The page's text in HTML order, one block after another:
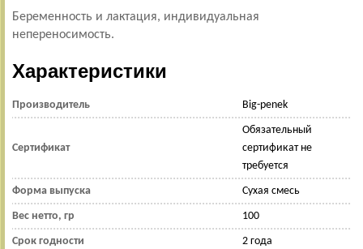
Беременность и лактация, индивидуальная
непереносимость.
Характеристики
Производитель Big-penek
Сертификат
Обязательный
сертификат не
требуется
Форма выпуска Сухая смесь
Вес нетто, гр 100
Срок годности 2 года